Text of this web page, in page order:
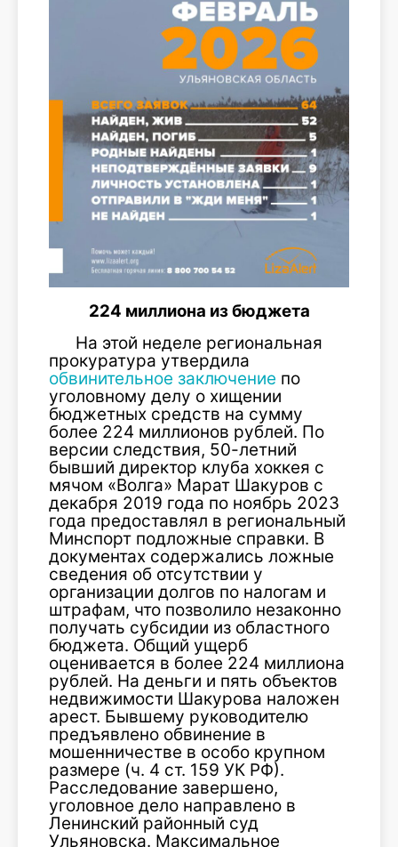
224 миллиона из бюджета
На этой неделе региональная
прокуратура утвердила
обвинительное заключение по
уголовному делу о хищении
бюджетных средств на сумму
более 224 миллионов рублей. По
версии следствия, 50-летний
бывший директор клуба хоккея с
мячом «Волга» Марат Шакуров с
декабря 2019 года по ноябрь 2023
года предоставлял в региональный
Минспорт подложные справки. В
документах содержались ложные
сведения об отсутствии у
организации долгов по налогам и
штрафам, что позволило незаконно
получать субсидии из областного
бюджета. Общий ущерб
оценивается в более 224 миллиона
рублей. На деньги и пять объектов
недвижимости Шакурова наложен
арест. Бывшему руководителю
предъявлено обвинение в
мошенничестве в особо крупном
размере (ч. 4 ст. 159 УК РФ).
Расследование завершено,
уголовное дело направлено в
Ленинский районный суд
Ульяновска. Максимальное